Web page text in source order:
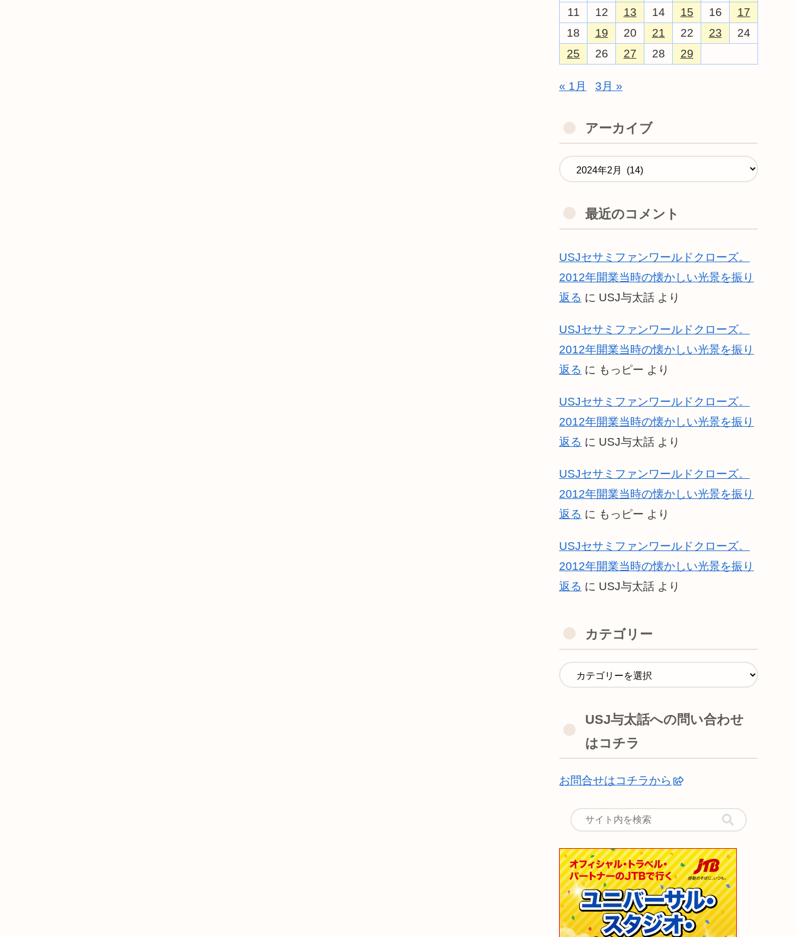
11
12 13 14 15 16
17
18
19 20 21 22 23
24
25
26 27 28 29
« 1月 3月 »
アーカイブ
最近のコメント
USJセサミファンワールドクローズ。
2012年開業当時の懐かしい光景を振り
返る に USJ与太話 より
USJセサミファンワールドクローズ。
2012年開業当時の懐かしい光景を振り
返る に もっピー より
USJセサミファンワールドクローズ。
2012年開業当時の懐かしい光景を振り
返る に USJ与太話 より
USJセサミファンワールドクローズ。
2012年開業当時の懐かしい光景を振り
返る に もっピー より
USJセサミファンワールドクローズ。
2012年開業当時の懐かしい光景を振り
返る に USJ与太話 より
カテゴリー
USJ与太話への問い合わせ
はコチラ
お問合せはコチラから